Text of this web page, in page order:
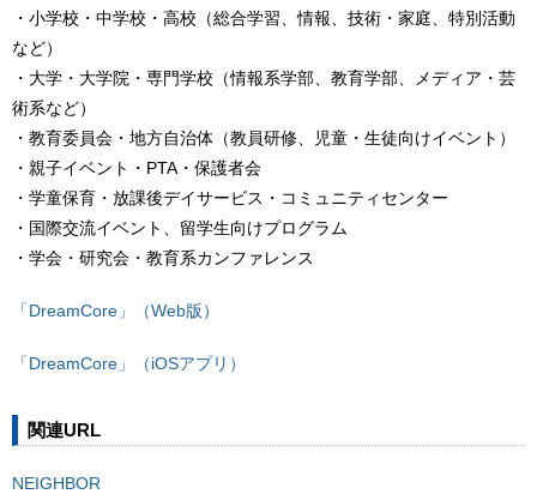
・小学校・中学校・高校（総合学習、情報、技術・家庭、特別活動
など）
・大学・大学院・専門学校（情報系学部、教育学部、メディア・芸
術系など）
・教育委員会・地方自治体（教員研修、児童・生徒向けイベント）
・親子イベント・PTA・保護者会
・学童保育・放課後デイサービス・コミュニティセンター
・国際交流イベント、留学生向けプログラム
・学会・研究会・教育系カンファレンス
「DreamCore」（Web版）
「DreamCore」（iOSアプリ）
関連URL
NEIGHBOR